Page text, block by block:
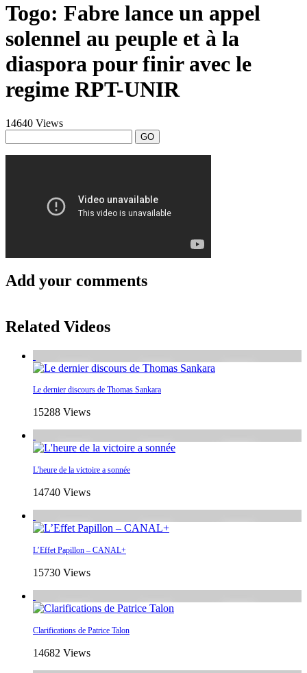
Togo: Fabre lance un appel
solennel au peuple et à la
diaspora pour finir avec le
regime RPT-UNIR
14640 Views
GO
Add your comments
Related Videos
Le dernier discours de Thomas Sankara
15288 Views
L'heure de la victoire a sonnée
14740 Views
L’Effet Papillon – CANAL+
15730 Views
Clarifications de Patrice Talon
14682 Views